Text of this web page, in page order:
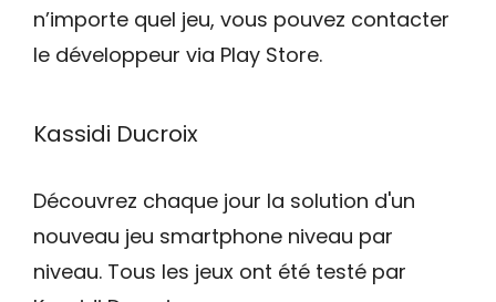
n’importe quel jeu, vous pouvez contacter
le développeur via Play Store.
Kassidi Ducroix
Découvrez chaque jour la solution d'un
nouveau jeu smartphone niveau par
niveau. Tous les jeux ont été testé par